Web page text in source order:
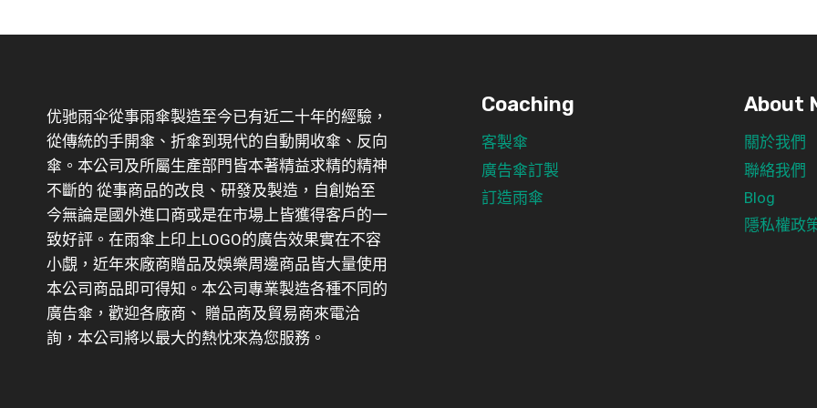
优驰雨伞從事雨傘製造至今已有近二十年的經驗，
從傳統的手開傘、折傘到現代的自動開收傘、反向
傘。本公司及所屬生產部門皆本著精益求精的精神
不斷的 從事商品的改良、研發及製造，自創始至
今無論是國外進口商或是在市場上皆獲得客戶的一
致好評。在雨傘上印上LOGO的廣告效果實在不容
小覷，近年來廠商贈品及娛樂周邊商品皆大量使用
本公司商品即可得知。本公司專業製造各種不同的
廣告傘，歡迎各廠商、 贈品商及貿易商來電洽
詢，本公司將以最大的熱忱來為您服務。
Coaching
客製傘
廣告傘訂製
訂造雨傘
About
關於我們
聯絡我們
Blog
隱私權政